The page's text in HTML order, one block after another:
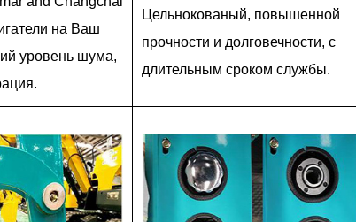
на Ваш
уровень шума,
Цельнокованый, повышенной
прочности и долговечности, с
длительным сроком службы.